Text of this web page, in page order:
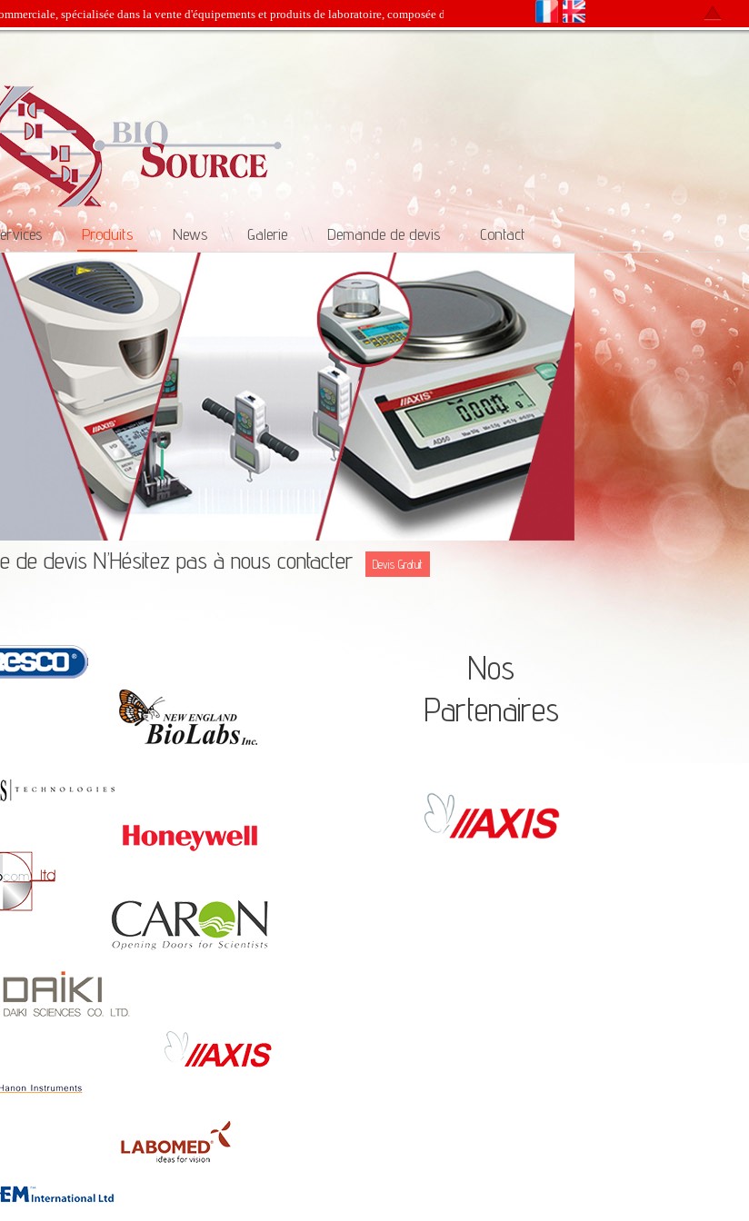
spécialisée dans la vente d'équipements et produits de laboratoire, composée d'une équipe jeune et dynamique, avec une expérience de plus que
\\ Produits \\ News \\ Galerie \\ Demande de devis \\ Contact
de devis N’Hésitez pas à nous contacter Devis Gratuit
Nos
Partenaires